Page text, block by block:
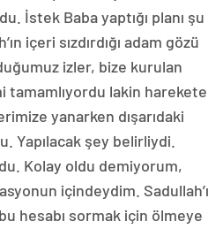
İstek Baba yaptığı planı şu
içeri sızdırdığı adam gözü
izler, bize kurulan
tamamlıyordu lakin harekete
yanarken dışarıdaki
Yapılacak şey belirliydi.
Kolay oldu demiyorum,
içindeydim. Sadullah’ı
hesabı sormak için ölmeye